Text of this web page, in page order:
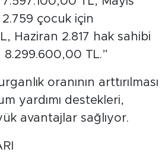
çocuk için
Haziran 2.817 hak sahibi
8.299.600,00 TL.”
oranının arttırılması
yardımı destekleri,
avantajlar sağlıyor.